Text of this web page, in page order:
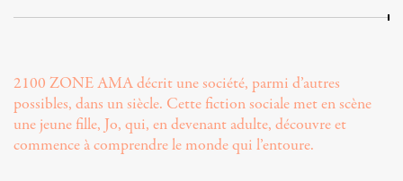
2100 ZONE AMA décrit une société, parmi d’autres
possibles, dans un siècle. Cette fiction sociale met en scène
une jeune fille, Jo, qui, en devenant adulte, découvre et
commence à comprendre le monde qui l’entoure.